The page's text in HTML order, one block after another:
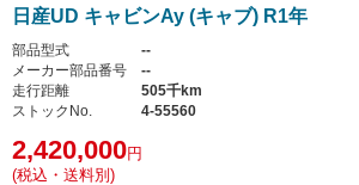
日産UD キャビンAy (キャブ) R1年
部品型式
--
メーカー部品番号
--
走行距離
505千km
ストックNo.
4-55560
2,420,000円
(税込・送料別)